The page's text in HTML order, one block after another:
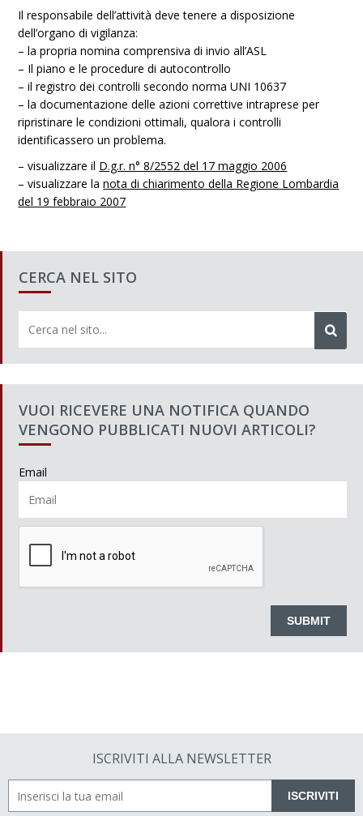
Il responsabile dell’attività deve tenere a disposizione
dell’organo di vigilanza:
– la propria nomina comprensiva di invio all’ASL
– Il piano e le procedure di autocontrollo
– il registro dei controlli secondo norma UNI 10637
– la documentazione delle azioni correttive intraprese per
ripristinare le condizioni ottimali, qualora i controlli
identificassero un problema.
– visualizzare il D.g.r. n° 8/2552 del 17 maggio 2006
– visualizzare lanota di chiarimento della Regione Lombardia
del 19 febbraio 2007
CERCA NEL SITO
VUOI RICEVERE UNA NOTIFICA QUANDO
VENGONO PUBBLICATI NUOVI ARTICOLI?
Email
ISCRIVITI ALLA NEWSLETTER
ISCRIVITI